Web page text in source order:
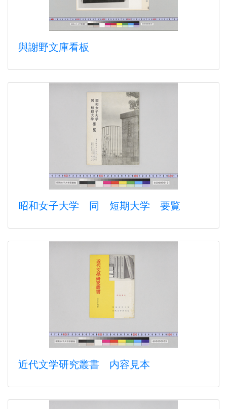
與謝野文庫看板
昭和女子大学 同 短期大学 要覧
近代文学研究叢書 内容見本